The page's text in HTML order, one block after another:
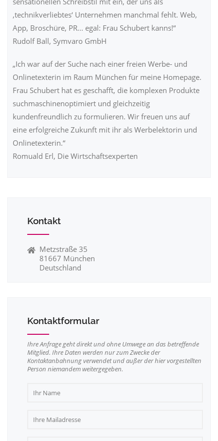
‚technikverliebtes‘ Unternehmen manchmal fehlt. Web,
App, Broschüre, PR... egal: Frau Schubert kanns!“
Rudolf Ball, Symvaro GmbH
„Ich war auf der Suche nach einer freien Werbe- und
Onlinetexterin im Raum München für meine Homepage.
Frau Schubert hat es geschafft, die komplexen Produkte
suchmaschinenoptimiert und gleichzeitig
kundenfreundlich zu formulieren. Wir freuen uns auf
eine erfolgreiche Zukunft mit ihr als Werbelektorin und
Onlinetexterin.“
Romuald Erl, Die Wirtschaftsexperten
Kontakt
Metzstraße 35
81667 München
Deutschland
Kontaktformular
Ihre Anfrage geht direkt und ohne Umwege an das betreffende
Mitglied. Ihre Daten werden nur zum Zwecke der
Kontaktanbahnung verwendet und außer der hier vorgestellten
Person niemandem weitergegeben.